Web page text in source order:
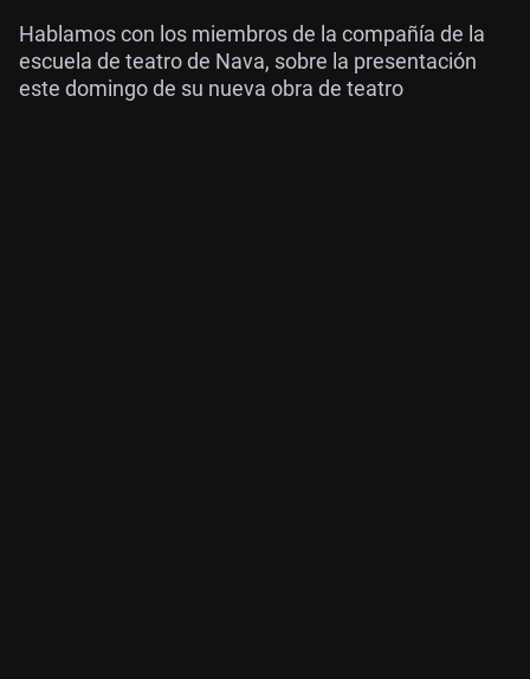
Hablamos con los miembros de la compañía de la
escuela de teatro de Nava, sobre la presentación
este domingo de su nueva obra de teatro